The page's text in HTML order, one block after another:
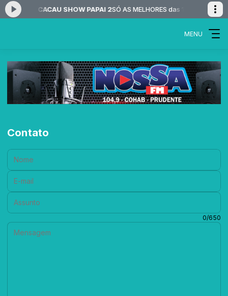
agora: CACAU SHOW PAPAI 2SÓ AS MELHORES das 10:00 às 14:00 -
MENU
Contato
Nome:
E-mail:
Assunto:
0/650